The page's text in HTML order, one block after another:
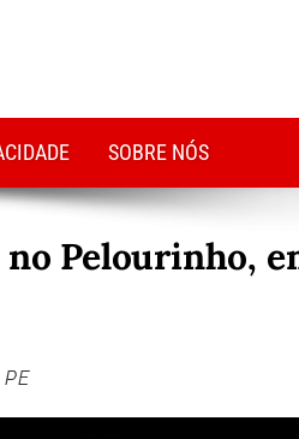
SOBRE NÓS
Pelourinho,